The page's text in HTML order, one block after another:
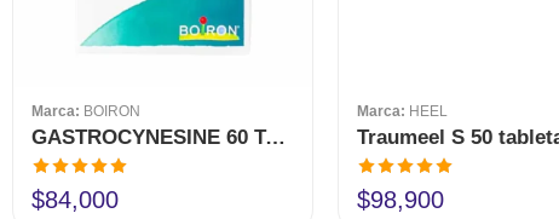
Marca: BOIRON
GASTROCYNESINE 60 TABLETAS BOIRON
Valorado en
5.00de 5
$84,000
Marca: HEEL
Valorado en
5.00de 5
$98,900